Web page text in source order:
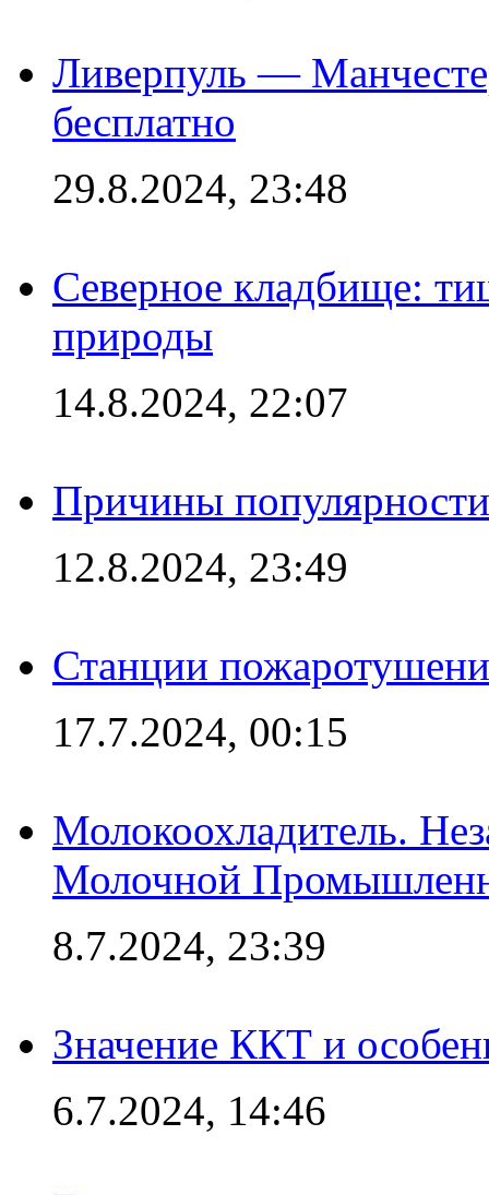
Ливерпуль —
бесплатно
29.8.2024, 23:48
Северное кладбище:
природы
14.8.2024, 22:07
Причины
12.8.2024, 23:49
Станции
17.7.2024, 00:15
Молокоохладитель.
Молочной
8.7.2024, 23:39
Значение ККТ и
6.7.2024, 14:46